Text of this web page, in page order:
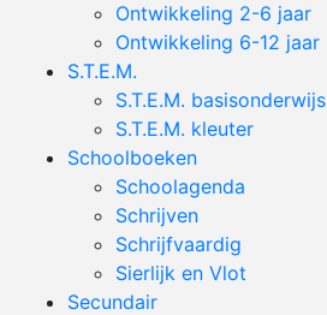
Ontwikkeling 2-6 jaar
Ontwikkeling 6-12 jaar
S.T.E.M.
S.T.E.M. basisonderwijs
S.T.E.M. kleuter
Schoolboeken
Schoolagenda
Schrijven
Schrijfvaardig
Sierlijk en Vlot
Secundair